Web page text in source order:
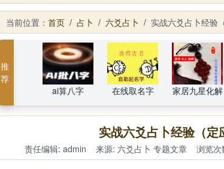
当前位置： 首页 / 占卜 / 六爻占卜 / 实战六爻占卜经验
推
荐
ai算八字
在线取名字 家居九星化解
实战六爻占卜经验（定
责任编辑: admin 来源: 六爻占卜 专题文章 浏览次